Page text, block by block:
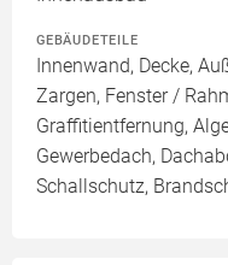
GEBÄUDETEILE
Innenwand, Decke,
Zargen, Fenster /
Graffitientfernung,
Gewerbedach,
Schallschutz,